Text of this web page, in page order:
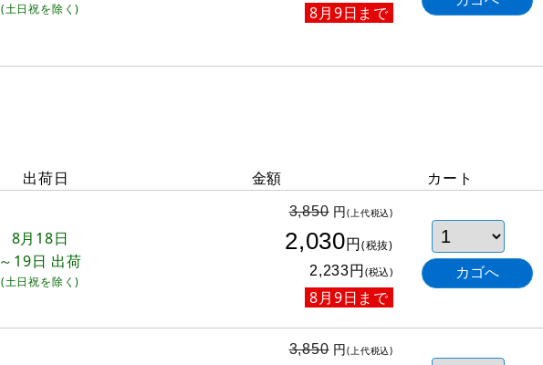
(土日祝を除く) 8月9日まで
出荷日 金額 カート
8月18日
～19日 出荷
(土日祝を除く)
3,850円(上代税込)
2,030円(税抜)
2,233円(税込)
8月9日まで
3,850円(上代税込)